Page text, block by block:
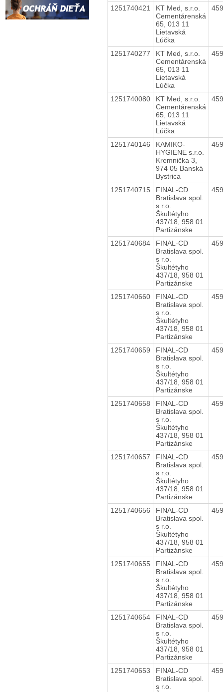
1251740421
KT Med, s.r.o.
Cementárenská
65, 013 11
Lietavská
Lúčka
1251740277
KT Med, s.r.o.
Cementárenská
65, 013 11
Lietavská
Lúčka
1251740080
KT Med, s.r.o.
Cementárenská
65, 013 11
Lietavská
Lúčka
1251740146
KAMIKO-
HYGIENE s.r.o.
Kremnička 3,
974 05 Banská
Bystrica
1251740715
FINAL-CD
Bratislava spol.
s r.o.
Škultétyho
437/18, 958 01
Partizánske
1251740684
FINAL-CD
Bratislava spol.
s r.o.
Škultétyho
437/18, 958 01
Partizánske
1251740660
FINAL-CD
Bratislava spol.
s r.o.
Škultétyho
437/18, 958 01
Partizánske
1251740659
FINAL-CD
Bratislava spol.
s r.o.
Škultétyho
437/18, 958 01
Partizánske
1251740658
FINAL-CD
Bratislava spol.
s r.o.
Škultétyho
437/18, 958 01
Partizánske
1251740657
FINAL-CD
Bratislava spol.
s r.o.
Škultétyho
437/18, 958 01
Partizánske
1251740656
FINAL-CD
Bratislava spol.
s r.o.
Škultétyho
437/18, 958 01
Partizánske
1251740655
FINAL-CD
Bratislava spol.
s r.o.
Škultétyho
437/18, 958 01
Partizánske
1251740654
FINAL-CD
Bratislava spol.
s r.o.
Škultétyho
437/18, 958 01
Partizánske
1251740653
FINAL-CD
Bratislava spol.
s r.o.